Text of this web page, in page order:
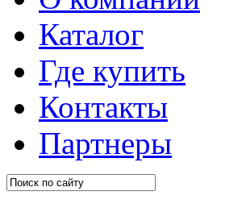
Каталог
Где купить
Контакты
Партнеры